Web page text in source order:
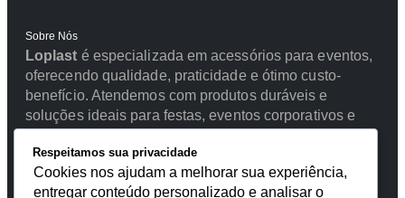
Sobre Nós
Loplast é especializada em acessórios para eventos,
oferecendo qualidade, praticidade e ótimo custo-
benefício. Atendemos com produtos duráveis e
soluções ideais para festas, eventos corporativos e
Respeitamos sua privacidade
Cookies nos ajudam a melhorar sua experiência,
entregar conteúdo personalizado e analisar o